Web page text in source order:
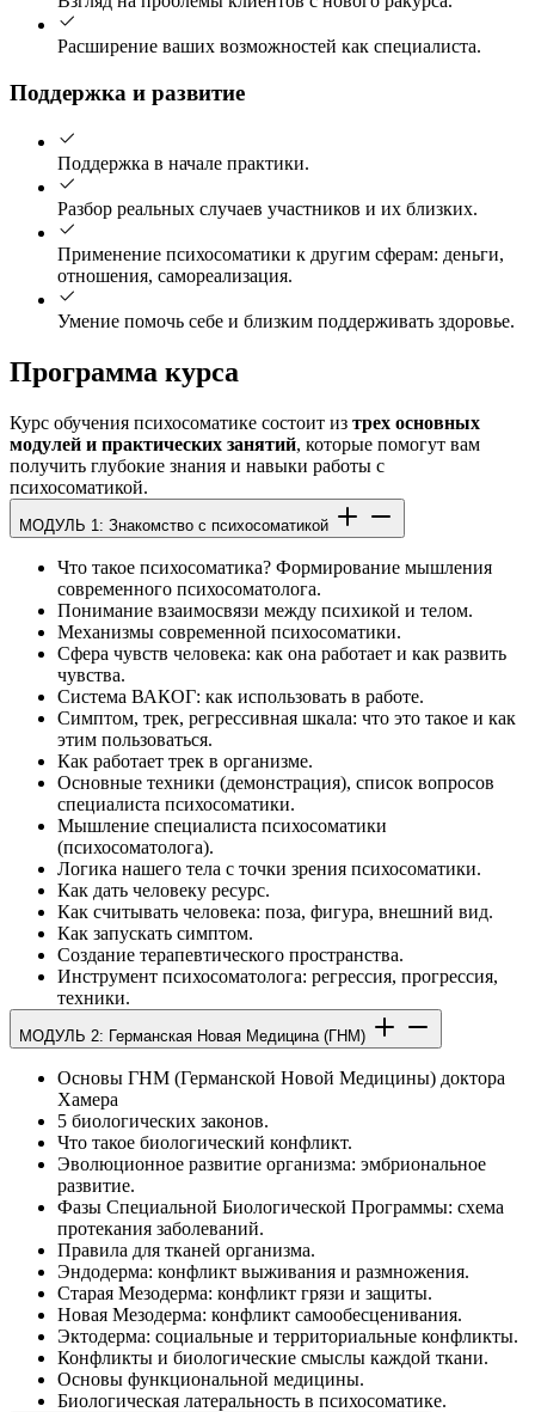
Расширение ваших возможностей как специалиста.
Поддержка и развитие
Поддержка в начале практики.
Разбор реальных случаев участников и их близких.
Применение психосоматики к другим сферам: деньги,
отношения, самореализация.
Умение помочь себе и близким поддерживать здоровье.
Программа курса
Курс обучения психосоматике состоит из трех основных
модулей и практических занятий, которые помогут вам
получить глубокие знания и навыки работы с
психосоматикой.
МОДУЛЬ 1: Знакомство с психосоматикой
Что такое психосоматика? Формирование мышления
современного психосоматолога.
Понимание взаимосвязи между психикой и телом.
Механизмы современной психосоматики.
Сфера чувств человека: как она работает и как развить
чувства.
Система ВАКОГ: как использовать в работе.
Симптом, трек, регрессивная шкала: что это такое и как
этим пользоваться.
Как работает трек в организме.
Основные техники (демонстрация), список вопросов
специалиста психосоматики.
Мышление специалиста психосоматики
(психосоматолога).
Логика нашего тела с точки зрения психосоматики.
Как дать человеку ресурс.
Как считывать человека: поза, фигура, внешний вид.
Как запускать симптом.
Создание терапевтического пространства.
Инструмент психосоматолога: регрессия, прогрессия,
техники.
МОДУЛЬ 2: Германская Новая Медицина (ГНМ)
Основы ГНМ (Германской Новой Медицины) доктора
Хамера
5 биологических законов.
Что такое биологический конфликт.
Эволюционное развитие организма: эмбриональное
развитие.
Фазы Специальной Биологической Программы: схема
протекания заболеваний.
Правила для тканей организма.
Эндодерма: конфликт выживания и размножения.
Старая Мезодерма: конфликт грязи и защиты.
Новая Мезодерма: конфликт самообесценивания.
Эктодерма: социальные и территориальные конфликты.
Конфликты и биологические смыслы каждой ткани.
Основы функциональной медицины.
Биологическая латеральность в психосоматике.